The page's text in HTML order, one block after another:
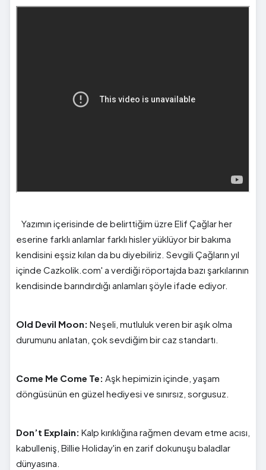
Yazımın içerisinde de belirttiğim üzre Elif Çağlar her
eserine farklı anlamlar farklı hisler yüklüyor bir bakıma
kendisini eşsiz kılan da bu diyebiliriz. Sevgili Çağların yıl
içinde Cazkolik.com' a verdiği röportajda bazı şarkılarının
kendisinde barındırdığı anlamları şöyle ifade ediyor.
Old Devil Moon: Neşeli, mutluluk veren bir aşık olma
durumunu anlatan, çok sevdiğim bir caz standartı.
Come Me Come Te: Aşk hepimizin içinde, yaşam
döngüsünün en güzel hediyesi ve sınırsız, sorgusuz.
Don’t Explain: Kalp kırıklığına rağmen devam etme acısı,
kabulleniş, Billie Holiday'in en zarif dokunuşu baladlar
dünyasına.